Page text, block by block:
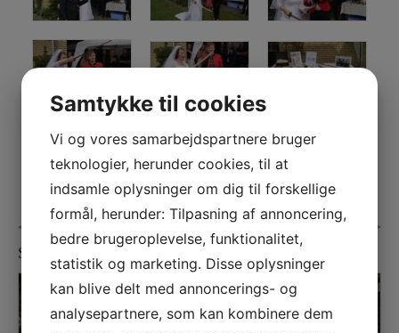
Sølvbryllup
Samtykke til cookies
Vi og vores samarbejdspartnere bruger
teknologier, herunder cookies, til at
indsamle oplysninger om dig til forskellige
formål, herunder: Tilpasning af annoncering,
bedre brugeroplevelse, funktionalitet,
statistik og marketing. Disse oplysninger
kan blive delt med annoncerings- og
analysepartnere, som kan kombinere dem